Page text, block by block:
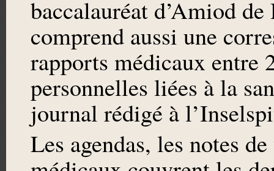
baccalauréat d’Amiod
comprend aussi une
rapports médicaux entre
personnelles liées à la
journal rédigé à
Les agendas, les notes